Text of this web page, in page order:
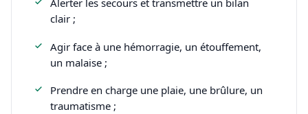
Alerter les secours et transmettre un bilan
clair ;
Agir face à une hémorragie, un étouffement,
un malaise ;
Prendre en charge une plaie, une brûlure, un
traumatisme ;